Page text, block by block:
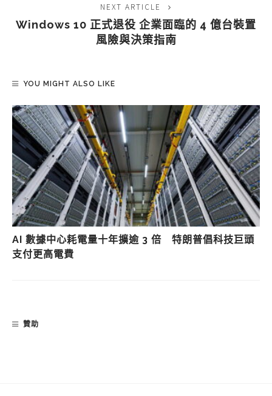
NEXT ARTICLE
Windows 10 正式退役 企業面臨的 4 億台裝置
風險與決策指南
YOU MIGHT ALSO LIKE
AI 數據中心耗電量十年擴逾 3 倍 特朗普倡科技巨頭
支付更高電費
贊助